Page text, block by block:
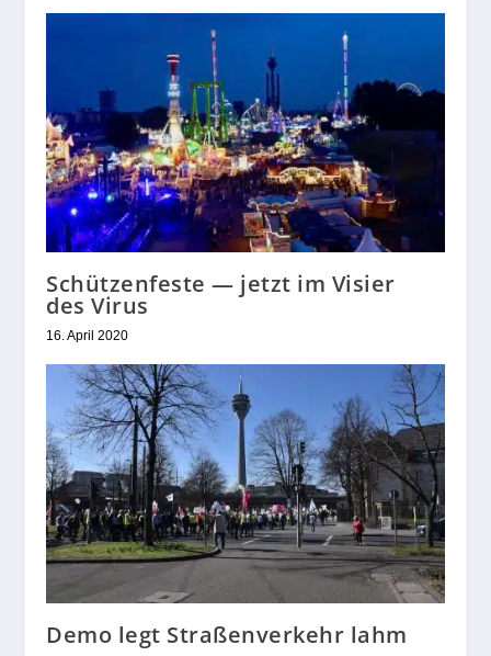
Schützenfeste — jetzt im Visier
des Virus
16. April 2020
Demo legt Straßenverkehr lahm